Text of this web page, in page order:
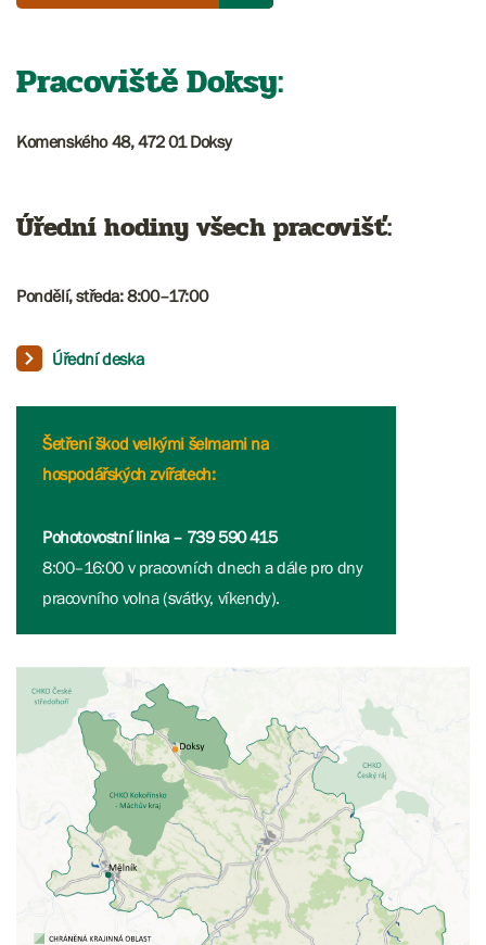
Pracoviště Doksy:
Komenského 48, 472 01 Doksy
Úřední hodiny všech pracovišť:
Pondělí, středa: 8:00–17:00​​​​​
Úřední deska
Šetření škod velkými šelmami na
hospodářských zvířatech:
Pohotovostní linka – 739 590 415
8:00–16:00 v pracovních dnech a dále pro dny
pracovního volna (svátky, víkendy).